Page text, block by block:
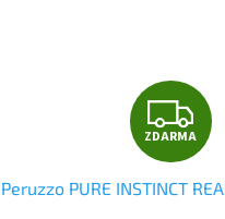
Z
D
A
ZDARMA
Peruzzo PURE INSTINCT